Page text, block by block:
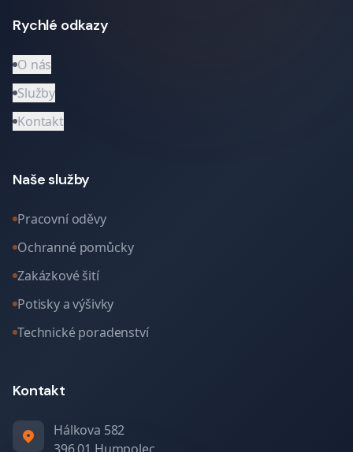
Rychlé odkazy
O nás
Služby
Kontakt
Naše služby
Pracovní oděvy
Ochranné pomůcky
Zakázkové šití
Potisky a výšivky
Technické poradenství
Kontakt
Hálkova 582